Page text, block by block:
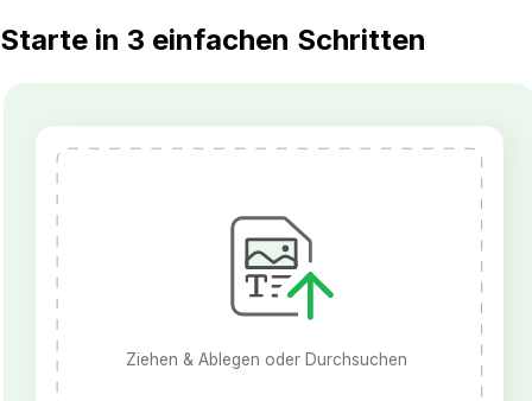
Starte in 3 einfachen Schritten
Ziehen & Ablegen oder Durchsuchen